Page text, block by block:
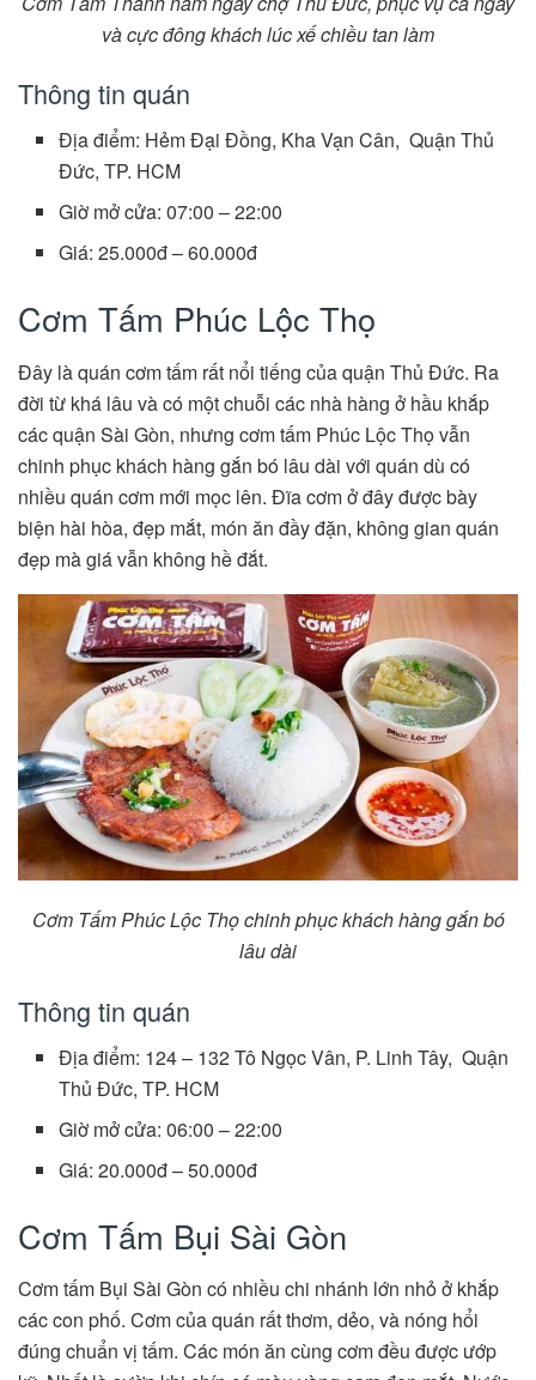
và cực đông khách lúc xế chiều tan làm
Thông tin quán
Địa điểm: Hẻm Đại Đồng, Kha Vạn Cân, Quận Thủ
Đức, TP. HCM
Giờ mở cửa: 07:00 – 22:00
Giá: 25.000đ – 60.000đ
Cơm Tấm Phúc Lộc Thọ
Đây là quán cơm tấm rất nổi tiếng của quận Thủ Đức. Ra
đời từ khá lâu và có một chuỗi các nhà hàng ở hầu khắp
các quận Sài Gòn, nhưng cơm tấm Phúc Lộc Thọ vẫn
chinh phục khách hàng gắn bó lâu dài với quán dù có
nhiều quán cơm mới mọc lên. Đĩa cơm ở đây được bày
biện hài hòa, đẹp mắt, món ăn đầy đặn, không gian quán
đẹp mà giá vẫn không hề đắt.
Cơm Tấm Phúc Lộc Thọchinh phục khách hàng gắn bó
lâu dài
Thông tin quán
Địa điểm: 124 – 132 Tô Ngọc Vân, P. Linh Tây, Quận
Thủ Đức, TP. HCM
Giờ mở cửa: 06:00 – 22:00
Giá: 20.000đ – 50.000đ
Cơm Tấm Bụi Sài Gòn
Cơm tấm Bụi Sài Gòn có nhiều chi nhánh lớn nhỏ ở khắp
các con phố. Cơm của quán rất thơm, dẻo, và nóng hổi
đúng chuẩn vị tấm. Các món ăn cùng cơm đều được ướp